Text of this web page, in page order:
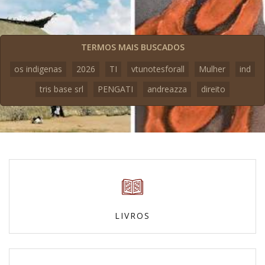
TERMOS MAIS BUSCADOS
os indigenas
2026 TI vtunotesforall Mulher
ind
tris base srl
PENGATI andreazza direito
LIVROS